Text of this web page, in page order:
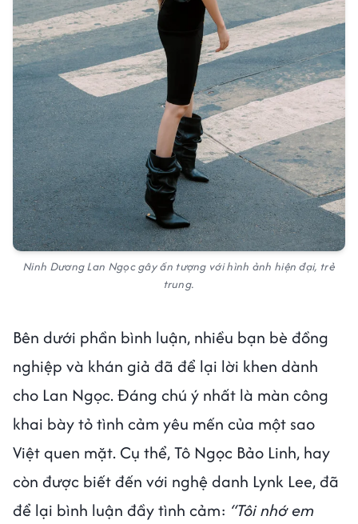
Ninh Dương Lan Ngọc gây ấn tượng với hình ảnh hiện đại, trẻ
trung.
Bên dưới phần bình luận, nhiều bạn bè đồng
nghiệp và khán giả đã để lại lời khen dành
cho Lan Ngọc. Đáng chú ý nhất là màn công
khai bày tỏ tình cảm yêu mến của một sao
Việt quen mặt. Cụ thể, Tô Ngọc Bảo Linh, hay
còn được biết đến với nghệ danh Lynk Lee, đã
để lại bình luận đầy tình cảm: “Tôi nhớ em